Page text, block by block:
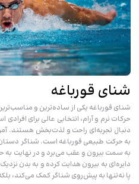
شنای قورباغه
شنای قورباغه یکی از ساده‌ترین و
حرکات نرم و آرام، انتخابی عالی برای
دنبال تجربه‌ای راحت و لذت‌بخش هستند.
به حرکت طبیعی قورباغه است. شناگر
به سمت بیرون و عقب می‌برد و در نهایت به
دایره‌ای به بیرون هدایت کرده و به بدن
پا نه‌تنها به پیش‌روی شناگر کمک می‌کند،